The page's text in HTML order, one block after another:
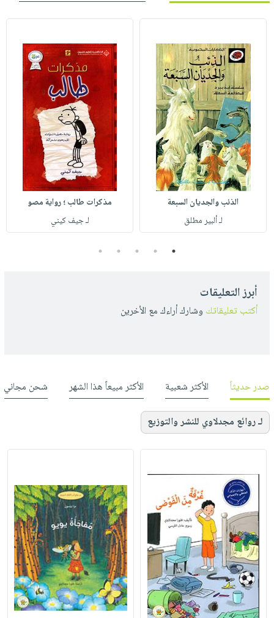
الذئب والجديان السبعة
لـ ألبير مطلق
مذكرات طالب ؛ رواية مصو
لـ جيف كيني
1
2
3
4
5
أبرز التعليقات
أكتب تعليقاتك وشارك أراءك مع الأخرين
صدر حديثاً الأكثر شعبية الأكثر مبيعاً هذا الشهر شحن مجاني
لـ روائع مجدلاوي للنشر والتوزيع